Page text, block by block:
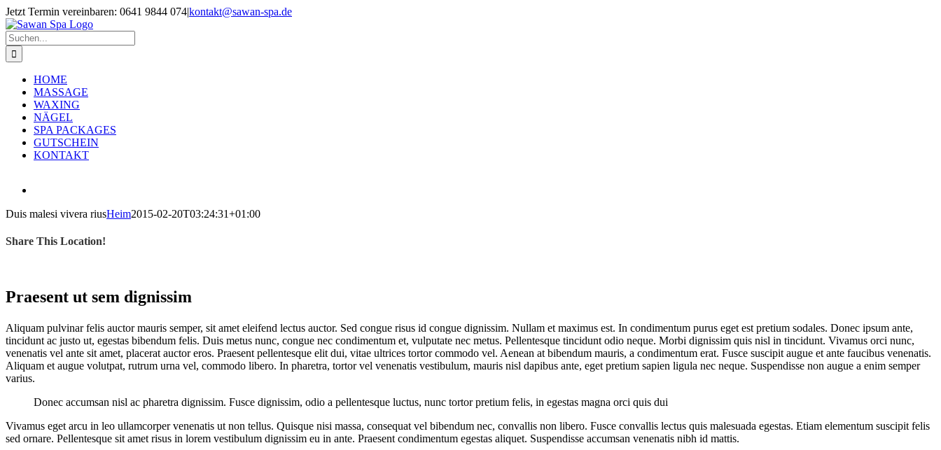
Zum
Inhalt
springen
Jetzt Termin vereinbaren: 0641 9844 074|kontakt@sawan-spa.de
Facebook
Instagram
Suche
nach:
HOME
MASSAGE
WAXING
NÄGEL
SPA PACKAGES
GUTSCHEIN
KONTAKT
Image
Duis malesi vivera riusHeim2015-02-20T03:24:31+01:00
Share This Location!
Praesent ut sem dignissim
Aliquam pulvinar felis auctor mauris semper, sit amet eleifend lectus auctor. Sed congue risus id congue dignissim. Nullam et maximus est. In condimentum purus eget est pretium sodales. Donec ipsum ante,
tincidunt ac justo ut, egestas bibendum felis. Duis metus nunc, congue nec condimentum et, vulputate nec metus. Pellentesque tincidunt odio neque. Morbi dignissim quis nisl in tincidunt. Vivamus orci nunc,
venenatis vel ante sit amet, placerat auctor eros. Praesent pellentesque elit dui, vitae ultrices tortor commodo vel. Aenean at bibendum mauris, a condimentum erat. Fusce suscipit augue et ante faucibus venenatis.
Aliquam et augue volutpat, rutrum urna vel, commodo libero. In pharetra, tortor vel venenatis vestibulum, mauris nisl dapibus ante, eget pretium sapien ligula nec neque. Suspendisse non augue a enim semper
varius.
Donec accumsan nisl ac pharetra dignissim. Fusce dignissim, odio a pellentesque luctus, nunc tortor pretium felis, in egestas magna orci quis dui
Vivamus eget arcu in leo ullamcorper venenatis ut non tellus. Quisque nisi massa, consequat vel bibendum nec, convallis non libero. Fusce convallis lectus quis malesuada egestas. Etiam elementum suscipit felis
sed ornare. Pellentesque sit amet risus in lorem vestibulum dignissim eu in ante. Praesent condimentum egestas aliquet. Suspendisse accumsan venenatis nibh id mattis.